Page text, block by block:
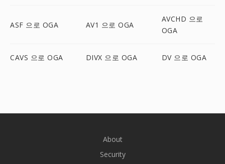
ASF 으로 OGA AV1 으로 OGA
AVCHD 으로
OGA
CAVS 으로 OGA DIVX 으로 OGA DV 으로 OGA
About
Security